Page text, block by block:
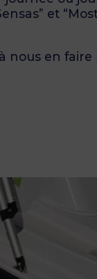
et
nous en faire